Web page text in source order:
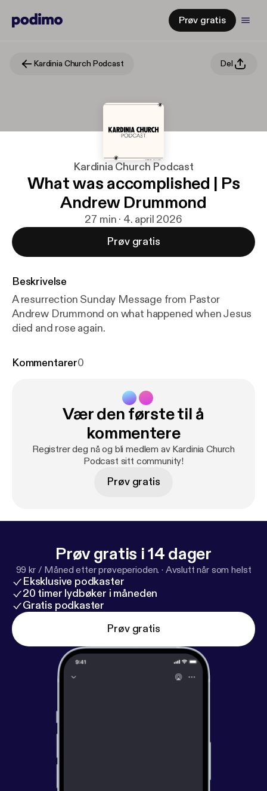
Prøv gratis
Kardinia Church Podcast Del
Kardinia Church Podcast
What was accomplished | Ps
Andrew Drummond
27 min · 4. april 2026
Prøv gratis
Beskrivelse
A resurrection Sunday Message from Pastor
Andrew Drummond on what happened when Jesus
died and rose again.
Kommentarer0
Vær den første til å
kommentere
Registrer deg nå og bli medlem av Kardinia Church
Podcast sitt community!
Prøv gratis
Prøv gratis i 14 dager
99 kr / Måned etter prøveperioden. · Avslutt når som helst
Eksklusive podkaster
20 timer lydbøker i måneden
Gratis podkaster
Prøv gratis